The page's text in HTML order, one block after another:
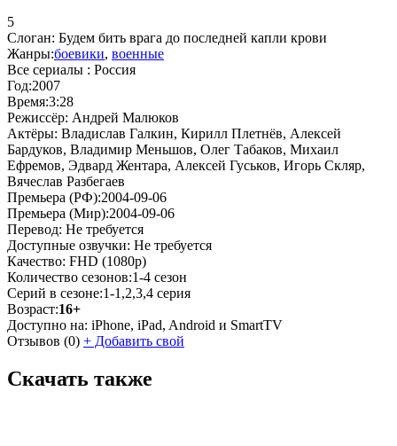
5
Слоган: Будем бить врага до последней капли крови
Жанры:боевики, военные
Все сериалы : Россия
Год:2007
Время:3:28
Режиссёр: Андрей Малюков
Актёры: Владислав Галкин, Кирилл Плетнёв, Алексей
Бардуков, Владимир Меньшов, Олег Табаков, Михаил
Ефремов, Эдвард Жентара, Алексей Гуськов, Игорь Скляр,
Вячеслав Разбегаев
Премьера (РФ):2004-09-06
Премьера (Мир):2004-09-06
Перевод: Не требуется
Доступные озвучки: Не требуется
Качество: FHD (1080p)
Количество сезонов:1-4 сезон
Серий в сезоне:1-1,2,3,4 серия
Возраст:16+
Доступно на: iPhone, iPad, Android и SmartTV
Отзывов (0) + Добавить свой
Скачать также